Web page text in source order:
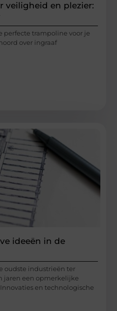
veiligheid en plezier:
perfecte trampoline voor je
over ingraaf
ideeën in de
oudste industrieën ter
jaren een opmerkelijke
en technologische